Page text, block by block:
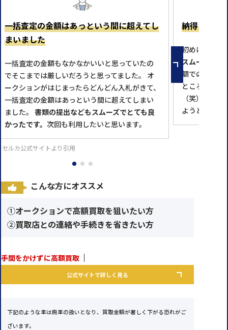
一括査定の金額はあっという間に超えてし
まいました
一括査定の金額もなかなかいいと思っていたの
でそこまでは厳しいだろうと思ってました。 オ
ークションがはじまったらどんどん入札がきて、
一括査定の金額はあっという間に超えてしまい
ました。 書類の提出などもスムーズでとても良
かったです。 次回も利用したいと思います。
納得いく金
初めはめんど
スムーズに対
額での落札と
ところで売っ
（笑） 次に
ようと思いま
ルカ公式サイトより引用
こんな方にオススメ
①オークションで高額買取を狙いたい方
②買取店との連絡や手続きを省きたい方
手間をかけずに高額買取
公式サイトで詳しく見る
下記のような車は廃車の扱いとなり、買取金額が著しく下がる恐れがご
ざいます。